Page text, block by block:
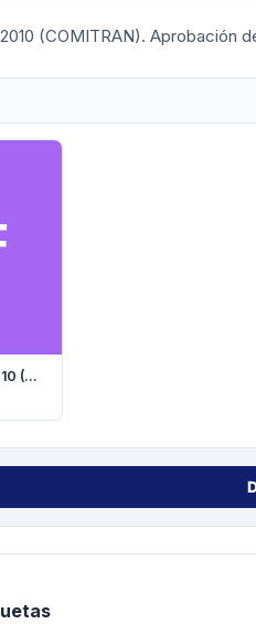
(COMITRAN). Aprobación
Resolución N.° 2-2010 (COMITRAN)